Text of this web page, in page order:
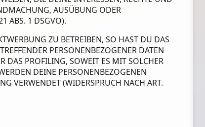
AUSÜBUNG ODER
ABS. 1 DSGVO).
ZU BETREIBEN, SO HAST DU DAS
PERSONENBEZOGENER DATEN
DAS PROFILING, SOWEIT ES MIT SOLCHER
DEINE PERSONENBEZOGENEN
VERWENDET (WIDERSPRUCH NACH ART.